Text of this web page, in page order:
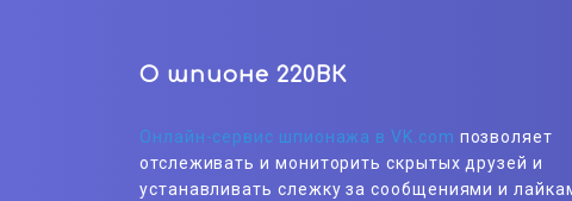
О шпионе 220ВК
Онлайн-сервис шпионажа в VK.com позволяет
отслеживать и мониторить скрытых друзей и
устанавливать слежку за сообщениями и